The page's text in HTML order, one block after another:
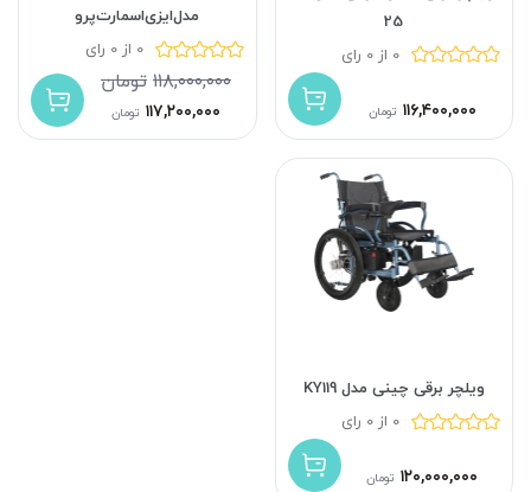
25
0 از 0 رای
۱۱۶,۴۰۰,۰۰۰ تومان
مدل‌ایزی‌اسمارت‌پرو
0 از 0 رای
۱۱۸,۰۰۰,۰۰۰تومان
۱۱۷,۲۰۰,۰۰۰ تومان
ویلچر برقی چینی مدل KY119
0 از 0 رای
۱۲۰,۰۰۰,۰۰۰ تومان